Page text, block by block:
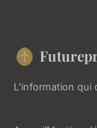
L'information qui